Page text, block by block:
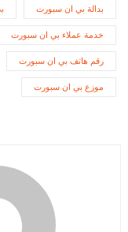
بدالة بي ان سبورت
خدمة عملاء بي ان سبورت
رقم هاتف بي ان سبورت
موزع بي ان سبورت